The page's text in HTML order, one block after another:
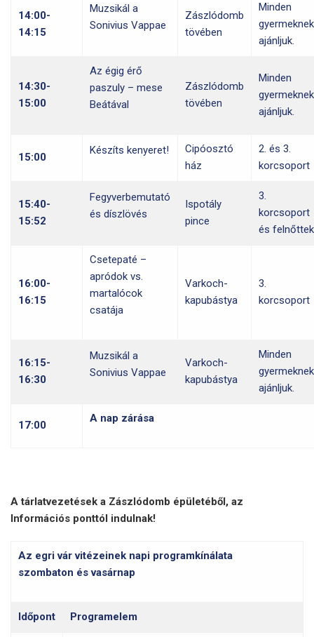
14:00-
14:15
Muzsikál a
Sonivius Vappae
Zászlódomb
tövében
Minden
gyermeknek
ajánljuk.
14:30-
15:00
Az égig érő
paszuly – mese
Beátával
Zászlódomb
tövében
Minden
gyermeknek
ajánljuk.
15:00
Készíts kenyeret!
Cipóosztó
ház
2. és 3.
korcsoport
15:40-
15:52
Fegyverbemutató
és díszlövés
Ispotály
pince
3.
korcsoport
és felnőttek
16:00-
16:15
Csetepaté –
apródok vs.
martalócok
csatája
Varkoch-
kapubástya
3.
korcsoport
16:15-
16:30
Muzsikál a
Sonivius Vappae
Varkoch-
kapubástya
Minden
gyermeknek
ajánljuk.
17:00
A nap zárása
A tárlatvezetések a Zászlódomb épületéből, az
Információs ponttól indulnak!
Az egri vár vitézeinek napi programkínálata
szombaton és vasárnap
Időpont Programelem